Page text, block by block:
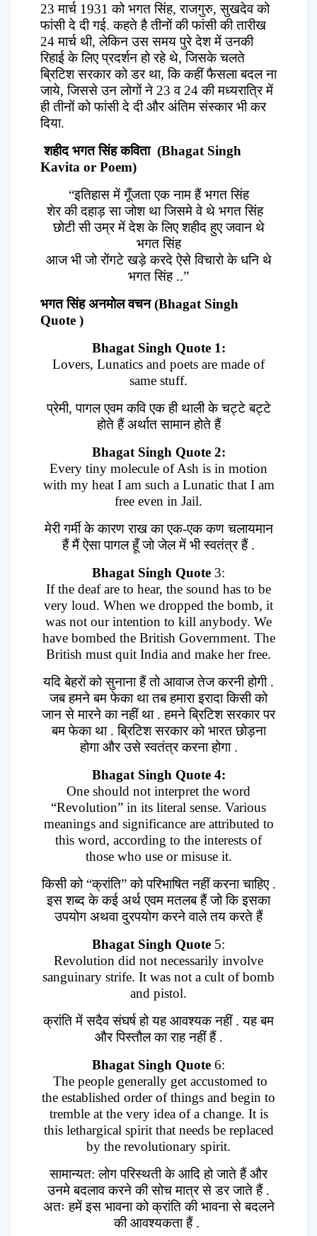
23 मार्च 1931 को भगत सिंह, राजगुरु, सुखदेव को
फांसी दे दी गई. कहते है तीनों की फांसी की तारीख
24 मार्च थी, लेकिन उस समय पुरे देश में उनकी
रिहाई के लिए प्रदर्शन हो रहे थे, जिसके चलते
ब्रिटिश सरकार को डर था, कि कहीं फैसला बदल ना
जाये, जिससे उन लोगों ने 23 व 24 की मध्यरात्रि में
ही तीनों को फांसी दे दी और अंतिम संस्कार भी कर
दिया.
शहीद भगत सिंह कविता (Bhagat Singh
Kavita or Poem)
“इतिहास में गूँजता एक नाम हैं भगत सिंह
शेर की दहाड़ सा जोश था जिसमे वे थे भगत सिंह
छोटी सी उम्र में देश के लिए शहीद हुए जवान थे
भगत सिंह
आज भी जो रोंगटे खड़े करदे ऐसे विचारो के धनि थे
भगत सिंह ..”
भगत सिंह अनमोल वचन (Bhagat Singh
Quote )
Bhagat Singh Quote 1:
Lovers, Lunatics and poets are made of
same stuff.
प्रेमी, पागल एवम कवि एक ही थाली के चट्टे बट्टे
होते हैं अर्थात सामान होते हैं
Bhagat Singh Quote 2:
Every tiny molecule of Ash is in motion
with my heat I am such a Lunatic that I am
free even in Jail.
मेरी गर्मी के कारण राख का एक-एक कण चलायमान
हैं मैं ऐसा पागल हूँ जो जेल में भी स्वतंत्र हैं .
Bhagat Singh Quote 3:
If the deaf are to hear, the sound has to be
very loud. When we dropped the bomb, it
was not our intention to kill anybody. We
have bombed the British Government. The
British must quit India and make her free.
यदि बेहरों को सुनाना हैं तो आवाज तेज करनी होगी .
जब हमने बम फेका था तब हमारा इरादा किसी को
जान से मारने का नहीं था . हमने ब्रिटिश सरकार पर
बम फेका था . ब्रिटिश सरकार को भारत छोड़ना
होगा और उसे स्वतंत्र करना होगा .
Bhagat Singh Quote 4:
One should not interpret the word
“Revolution” in its literal sense. Various
meanings and significance are attributed to
this word, according to the interests of
those who use or misuse it.
किसी को “क्रांति” को परिभाषित नहीं करना चाहिए .
इस शब्द के कई अर्थ एवम मतलब हैं जो कि इसका
उपयोग अथवा दुरपयोग करने वाले तय करते हैं
Bhagat Singh Quote 5:
Revolution did not necessarily involve
sanguinary strife. It was not a cult of bomb
and pistol.
क्रांति में सदैव संघर्ष हो यह आवश्यक नहीं . यह बम
और पिस्तौल का राह नहीं हैं .
Bhagat Singh Quote 6:
The people generally get accustomed to
the established order of things and begin to
tremble at the very idea of a change. It is
this lethargical spirit that needs be replaced
by the revolutionary spirit.
सामान्यत: लोग परिस्थती के आदि हो जाते हैं और
उनमे बदलाव करने की सोच मात्र से डर जाते हैं .
अतः हमें इस भावना को क्रांति की भावना से बदलने
की आवश्यकता हैं .